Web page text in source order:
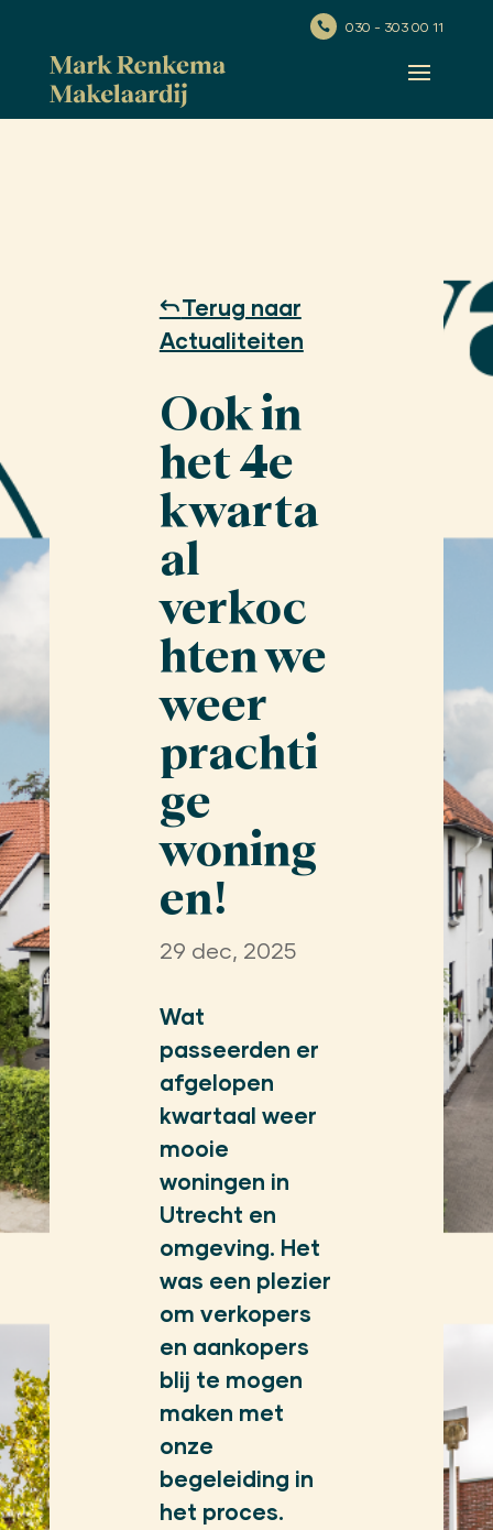
 030 - 303 00 11
Terug naar
Actualiteiten
Ook in
het 4e
kwarta
al
verkoc
hten we
weer
prachti
ge
woning
en!
29 dec, 2025
Wat
passeerden er
afgelopen
kwartaal weer
mooie
woningen in
Utrecht en
omgeving. Het
was een plezier
om verkopers
en aankopers
blij te mogen
maken met
onze
begeleiding in
het proces.